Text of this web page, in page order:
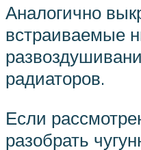
Аналогично
встраиваемые
радиаторов.
Если
разобрать